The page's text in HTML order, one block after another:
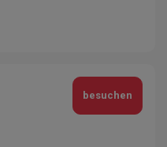
besuchen